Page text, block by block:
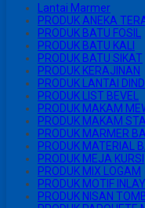
Lantai Marmer
PRODUK ANEKA
PRODUK BATU FOSIL
PRODUK BATU KALI
PRODUK BATU SIKAT
PRODUK KERAJINAN
PRODUK LANTAI
PRODUK LIST BEVEL
PRODUK MAKAM
PRODUK MAKAM
PRODUK MARMER
PRODUK MATERIAL
PRODUK MEJA KURSI
PRODUK MIX LOGAM
PRODUK MOTIF INLAY
PRODUK NISAN